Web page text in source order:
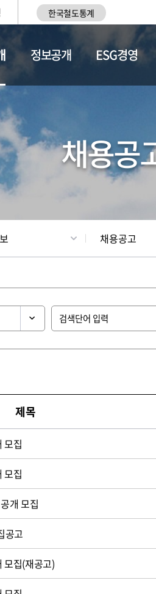
한국철도통계
정보공개 ESG경영
채용공
채용공고
제목
모집
모집
개 모집
공고
모집(재공고)